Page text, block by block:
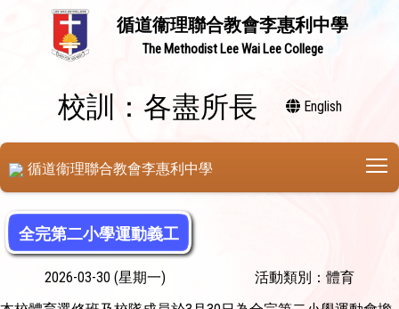
循道衞理聯合教會李惠利中學
The Methodist Lee Wai Lee College
校訓：各盡所長 English
循道衞理聯合教會李惠利中學
全完第二小學運動義工
2026-03-30 (星期一)
活動類別：體育